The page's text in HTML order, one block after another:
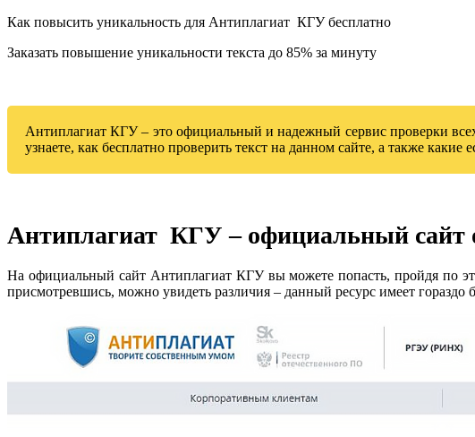
Как повысить уникальность для Антиплагиат КГУ бесплатно
Заказать повышение уникальности текста до 85% за минуту
Антиплагиат КГУ – это официальный и надежный сервис проверки
узнаете, как бесплатно проверить текст на данном сайте, а также
Антиплагиат КГУ – официальный сайт
На официальный сайт Антиплагиат КГУ вы можете попасть, пройдя по
присмотревшись, можно увидеть различия – данный ресурс имеет гораздо